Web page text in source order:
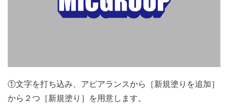
①文字を打ち込み、アピアランスから［新規塗りを追加］
から２つ［新規塗り］を用意します。